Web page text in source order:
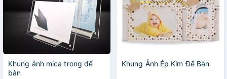
Khung ảnh mica trong để
bàn
Khung Ảnh Ép Kim Để Bàn